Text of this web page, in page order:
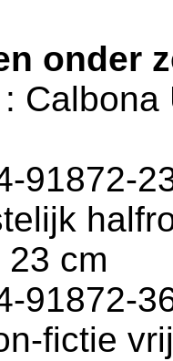
onder
91872-
cm
91872-
fictie